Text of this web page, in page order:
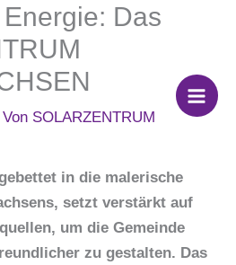
Das
SOLARZENTRUM
in die malerische
setzt verstärkt auf
um die Gemeinde
zu gestalten. Das